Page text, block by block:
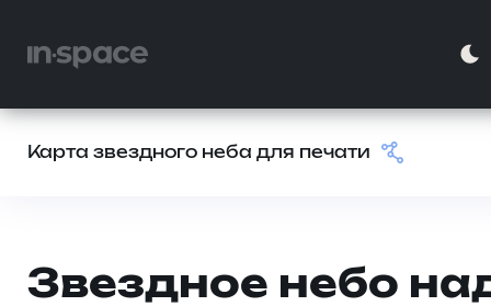
Карта звездного неба для печати
Звездное небо